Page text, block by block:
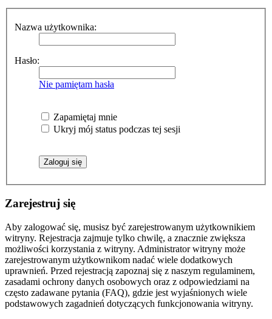
Nazwa użytkownika:
Hasło:
Nie pamiętam hasła
Zapamiętaj mnie
Ukryj mój status podczas tej sesji
Zarejestruj się
Aby zalogować się, musisz być zarejestrowanym użytkownikiem
witryny. Rejestracja zajmuje tylko chwilę, a znacznie zwiększa
możliwości korzystania z witryny. Administrator witryny może
zarejestrowanym użytkownikom nadać wiele dodatkowych
uprawnień. Przed rejestracją zapoznaj się z naszym regulaminem,
zasadami ochrony danych osobowych oraz z odpowiedziami na
często zadawane pytania (FAQ), gdzie jest wyjaśnionych wiele
podstawowych zagadnień dotyczących funkcjonowania witryny.